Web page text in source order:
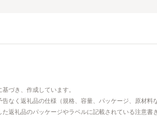
づき、作成しています。
なく返礼品の仕様（規格、容量、パッケージ、原材料
返礼品のパッケージやラベルに記載されている注意書